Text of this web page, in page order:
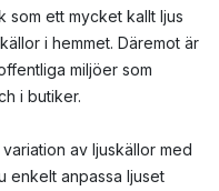
som ett mycket kallt ljus
i hemmet. Däremot är
miljöer som
i butiker.
av ljuskällor med
enkelt anpassa ljuset